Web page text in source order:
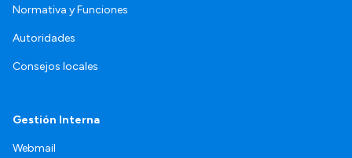
Normativa y Funciones
Autoridades
Consejos locales
Gestión Interna
Webmail